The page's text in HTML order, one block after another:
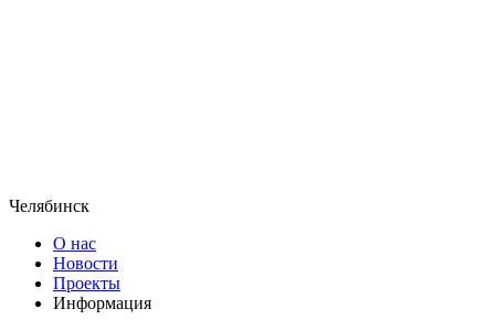
Челябинск
О нас
Новости
Проекты
Информация